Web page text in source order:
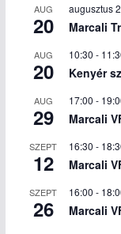
AUG
20
augusztus
Marcali
AUG
20
10:30 -
Kenyér
AUG
29
17:00 -
Marcali
SZEPT
12
16:30 -
Marcali
SZEPT
26
16:00 -
Marcali